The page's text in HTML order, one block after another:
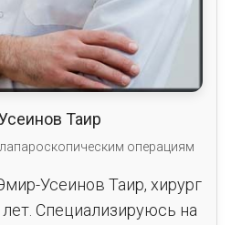
Таир
операциям
Усеинов Таир, хирург
Специализируюсь на